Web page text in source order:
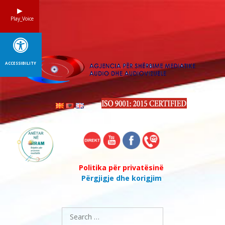
Politika për privatësinë
Përgjigje dhe korigjim
Search
for:
Play_Voice
ACCESSIBILITY